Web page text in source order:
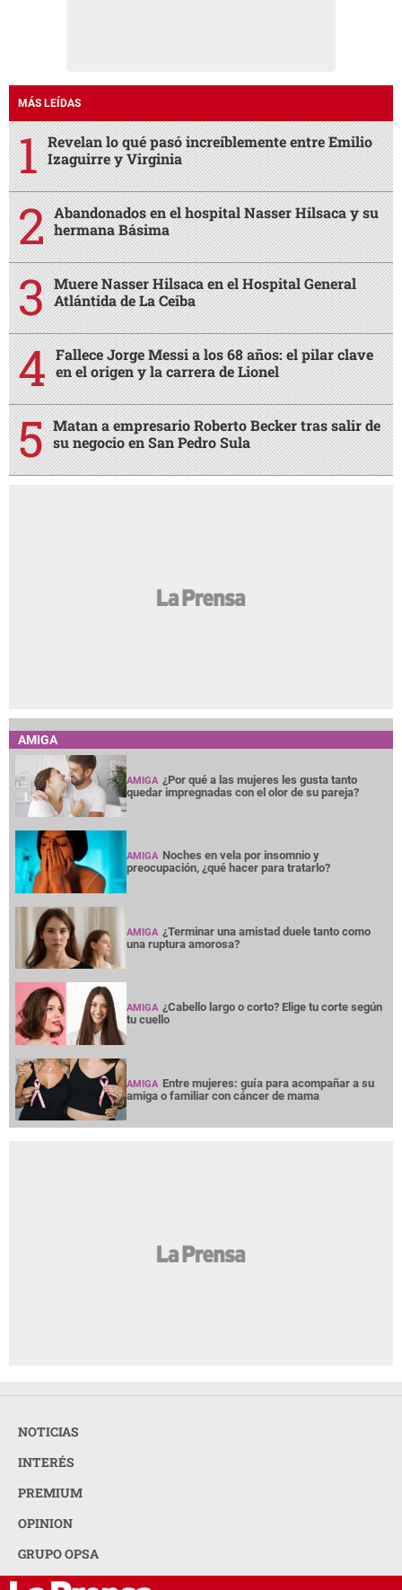
MÁS LEÍDAS
Revelan lo qué pasó increíblemente entre Emilio
Izaguirre y Virginia
Abandonados en el hospital Nasser Hilsaca y su
hermana Básima
Muere Nasser Hilsaca en el Hospital General
Atlántida de La Ceiba
Fallece Jorge Messi a los 68 años: el pilar clave
en el origen y la carrera de Lionel
Matan a empresario Roberto Becker tras salir de
su negocio en San Pedro Sula
AMIGA
AMIGA ¿Por qué a las mujeres les gusta tanto
quedar impregnadas con el olor de su pareja?
AMIGA Noches en vela por insomnio y
preocupación, ¿qué hacer para tratarlo?
AMIGA ¿Terminar una amistad duele tanto como
una ruptura amorosa?
AMIGA ¿Cabello largo o corto? Elige tu corte según
tu cuello
AMIGA Entre mujeres: guía para acompañar a su
amiga o familiar con cáncer de mama
NOTICIAS
INTERÉS
PREMIUM
OPINION
GRUPO OPSA